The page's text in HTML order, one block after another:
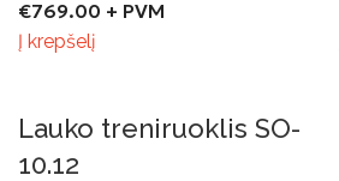
€769.00 + PVM
Į krepšelį
Lauko treniruoklis SO-
10.12